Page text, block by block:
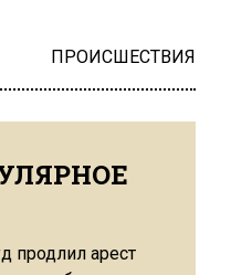
ПРОИСШЕСТВИЯ